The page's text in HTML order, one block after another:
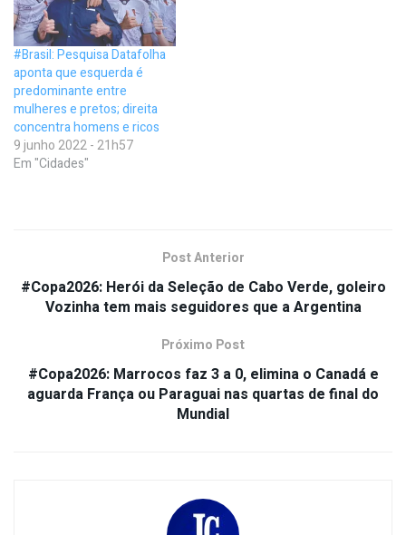
#Brasil: Pesquisa Datafolha
aponta que esquerda é
predominante entre
mulheres e pretos; direita
concentra homens e ricos
9 junho 2022 - 21h57
Em "Cidades"
Post Anterior
#Copa2026: Herói da Seleção de Cabo Verde, goleiro
Vozinha tem mais seguidores que a Argentina
Próximo Post
#Copa2026: Marrocos faz 3 a 0, elimina o Canadá e
aguarda França ou Paraguai nas quartas de final do
Mundial